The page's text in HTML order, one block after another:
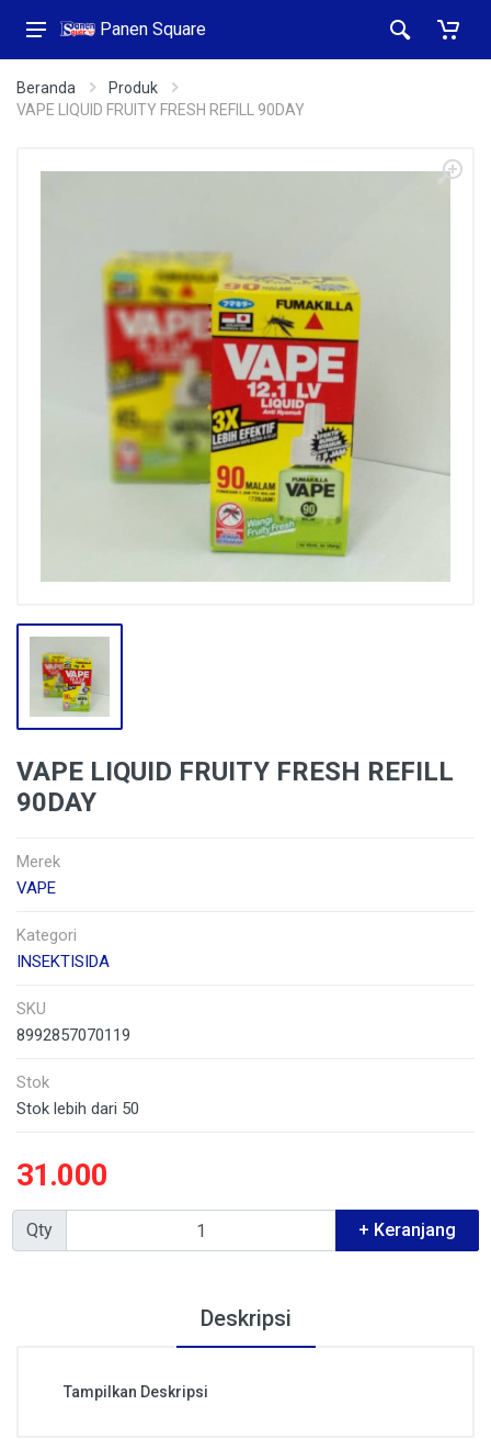
Panen Square
Beranda
Produk
VAPE LIQUID FRUITY FRESH REFILL 90DAY
VAPE LIQUID FRUITY FRESH REFILL
90DAY
Merek
VAPE
Kategori
INSEKTISIDA
SKU
8992857070119
Stok
Stok lebih dari 50
31.000
Qty + Keranjang
Deskripsi
Tampilkan Deskripsi